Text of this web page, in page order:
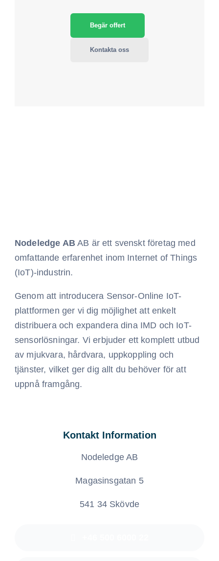
Begär offert
Kontakta oss
Nodeledge AB AB är ett svenskt företag med
omfattande erfarenhet inom Internet of Things
(IoT)-industrin.
Genom att introducera Sensor-Online IoT-
plattformen ger vi dig möjlighet att enkelt
distribuera och expandera dina IMD och IoT-
sensorlösningar. Vi erbjuder ett komplett utbud
av mjukvara, hårdvara, uppkoppling och
tjänster, vilket ger dig allt du behöver för att
uppnå framgång.
Kontakt Information
Nodeledge AB
Magasinsgatan 5
541 34 Skövde